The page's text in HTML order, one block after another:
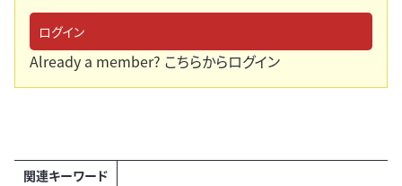
ログイン
Already a member? こちらからログイン
関連キーワード